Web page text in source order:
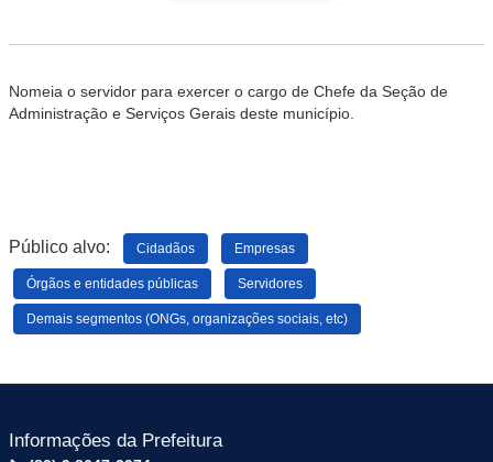
Nomeia o servidor para exercer o cargo de Chefe da Seção de
Administração e Serviços Gerais deste município.
Público alvo: Cidadãos Empresas
Órgãos e entidades públicas Servidores
Demais segmentos (ONGs, organizações sociais, etc)
Informações da Prefeitura